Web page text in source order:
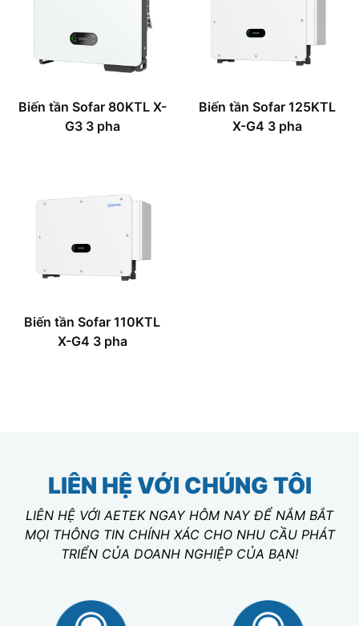
Biến tần Sofar 80KTL X-
G3 3 pha
Biến tần Sofar 125KTL
X-G4 3 pha
Biến tần Sofar 110KTL
X-G4 3 pha
LIÊN HỆ VỚI CHÚNG TÔI
LIÊN HỆ VỚI AETEK NGAY HÔM NAY ĐỂ NẮM BẮT
MỌI THÔNG TIN CHÍNH XÁC CHO NHU CẦU PHÁT
TRIỂN CỦA DOANH NGHIỆP CỦA BẠN!